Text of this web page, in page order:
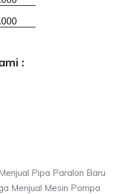
:
Pipa Paralon Baru
Menjual Mesin Pompa